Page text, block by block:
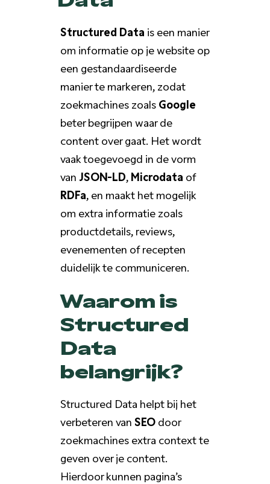
Structured Data is een manier
om informatie op je website op
een gestandaardiseerde
manier te markeren, zodat
zoekmachines zoalsGoogle
beter begrijpen waar de
content over gaat. Het wordt
vaak toegevoegd in de vorm
vanJSON-LD,Microdata of
RDFa, en maakt het mogelijk
om extra informatie zoals
productdetails, reviews,
evenementen of recepten
duidelijk te communiceren.
Waarom is
Structured
Data
belangrijk?
Structured Data helpt bij het
verbeteren van SEOdoor
zoekmachines extra context te
geven over je content.
Hierdoor kunnen pagina’s